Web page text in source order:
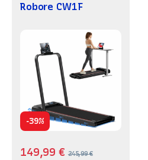
Robore CW1F
-39%
149,99€ 245,99€